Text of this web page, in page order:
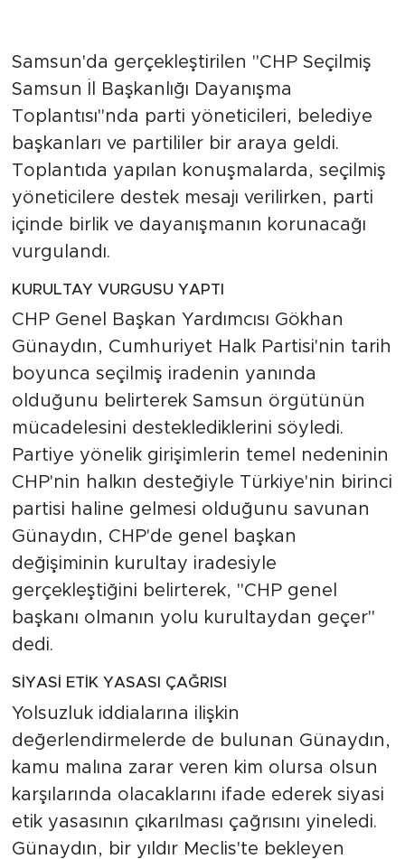
Samsun'da gerçekleştirilen "CHP Seçilmiş
Samsun İl Başkanlığı Dayanışma
Toplantısı"nda parti yöneticileri, belediye
başkanları ve partililer bir araya geldi.
Toplantıda yapılan konuşmalarda, seçilmiş
yöneticilere destek mesajı verilirken, parti
içinde birlik ve dayanışmanın korunacağı
vurgulandı.
KURULTAY VURGUSU YAPTI
CHP Genel Başkan Yardımcısı Gökhan
Günaydın, Cumhuriyet Halk Partisi'nin tarih
boyunca seçilmiş iradenin yanında
olduğunu belirterek Samsun örgütünün
mücadelesini desteklediklerini söyledi.
Partiye yönelik girişimlerin temel nedeninin
CHP'nin halkın desteğiyle Türkiye'nin birinci
partisi haline gelmesi olduğunu savunan
Günaydın, CHP'de genel başkan
değişiminin kurultay iradesiyle
gerçekleştiğini belirterek, "CHP genel
başkanı olmanın yolu kurultaydan geçer"
dedi.
SİYASİ ETİK YASASI ÇAĞRISI
Yolsuzluk iddialarına ilişkin
değerlendirmelerde de bulunan Günaydın,
kamu malına zarar veren kim olursa olsun
karşılarında olacaklarını ifade ederek siyasi
etik yasasının çıkarılması çağrısını yineledi.
Günaydın, bir yıldır Meclis'te bekleyen